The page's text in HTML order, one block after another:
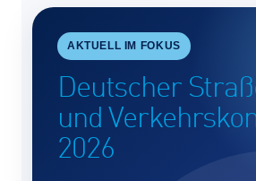
AKTUELL IM FOKUS
Deutscher
und
2026